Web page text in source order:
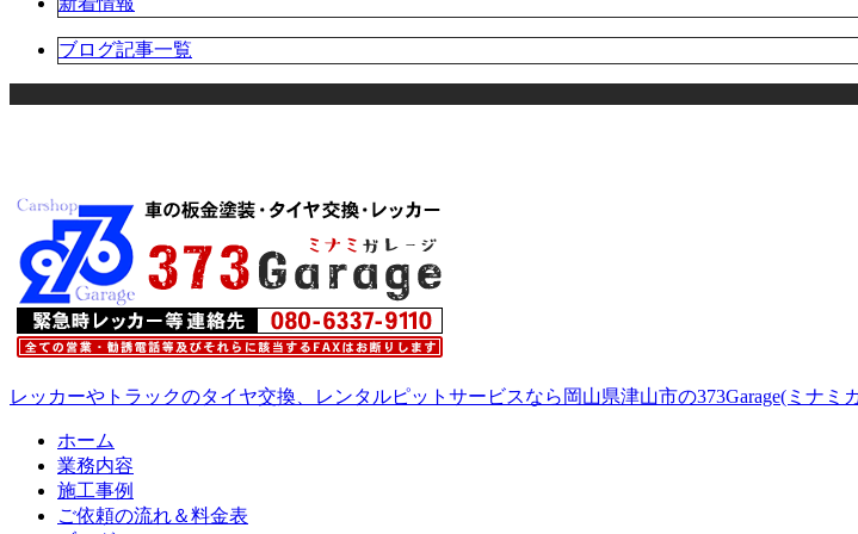
ブログ記事一覧
レッカーやトラックのタイヤ交換、レンタルピットサービスなら岡山県津山市の373Garage(ミナミ
ホーム
業務内容
施工事例
ご依頼の流れ＆料金表